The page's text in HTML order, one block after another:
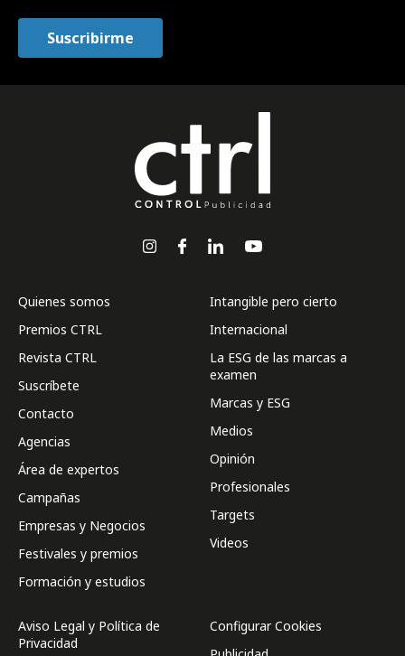
Quienes somos
Premios CTRL
Revista CTRL
Suscríbete
Contacto
Agencias
Área de expertos
Campañas
Empresas y Negocios
Festivales y premios
Formación y estudios
Intangible pero cierto
Internacional
La ESG de las marcas a
examen
Marcas y ESG
Medios
Opinión
Profesionales
Targets
Videos
Aviso Legal y Política de
Privacidad
Configurar Cookies